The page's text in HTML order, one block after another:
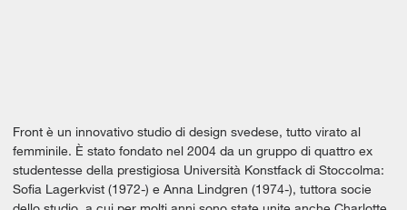
Front è un innovativo studio di design svedese, tutto virato al
femminile. È stato fondato nel 2004 da un gruppo di quattro ex
studentesse della prestigiosa Università Konstfack di Stoccolma:
Sofia Lagerkvist (1972-) e Anna Lindgren (1974-), tuttora socie